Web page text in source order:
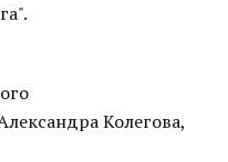
Колегова,